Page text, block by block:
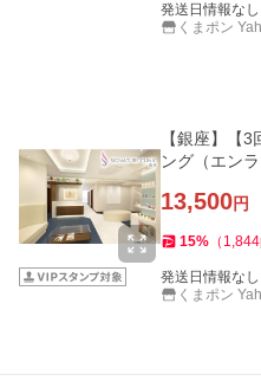
発送日情報なし
くまポン
【銀座】【
ング（エン
13,500円
15% （ 1,844
発送日情報なし
くまポン